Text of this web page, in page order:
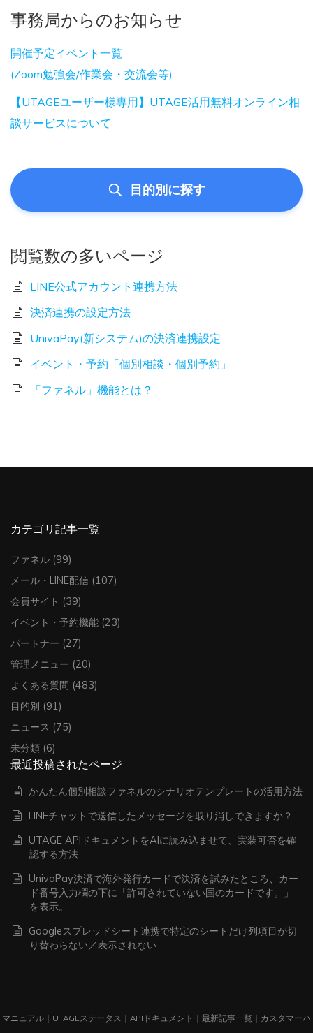
事務局からのお知らせ
開催予定イベント一覧
(Zoom勉強会/作業会・交流会等)
【UTAGEユーザー様専用】UTAGE活用無料オンライン相
談サービスについて
目的別に探す
閲覧数の多いページ
LINE公式アカウント連携方法
決済連携の設定方法
UnivaPay(新システム)の決済連携設定
イベント・予約「個別相談・個別予約」
「ファネル」機能とは？
カテゴリ記事一覧
ファネル (99)
メール・LINE配信 (107)
会員サイト (39)
イベント・予約機能 (23)
パートナー (27)
管理メニュー (20)
よくある質問 (483)
目的別 (91)
ニュース (75)
未分類 (6)
最近投稿されたページ
かんたん個別相談ファネルのシナリオテンプレートの活用方法
LINEチャットで送信したメッセージを取り消しできますか？
UTAGE APIドキュメントをAIに読み込ませて、実装可否を確
認する方法
UnivaPay決済で海外発行カードで決済を試みたところ、カー
ド番号入力欄の下に「許可されていない国のカードです。」
を表示。
Googleスプレッドシート連携で特定のシートだけ列項目が切
り替わらない／表示されない
マニュアル ｜ UTAGEステータス ｜ APIドキュメント ｜ 最新記事一覧 ｜ カスタマーハ